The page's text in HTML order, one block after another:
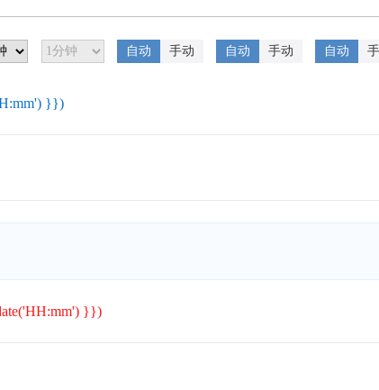
自动 手动 自动 手动 自动
}})
}})